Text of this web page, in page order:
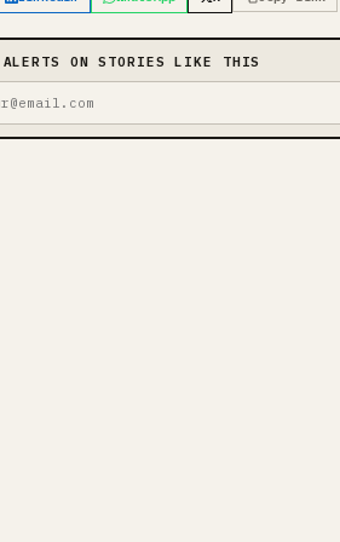
ALERTS ON STORIES LIKE THIS